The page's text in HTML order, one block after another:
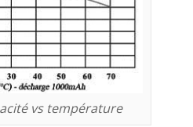
vs température